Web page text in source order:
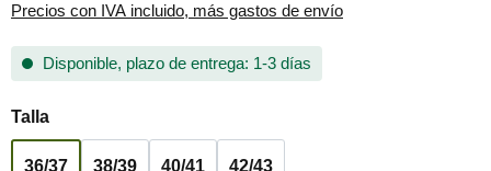
Precios con IVA incluido, más gastos de envío
Disponible, plazo de entrega: 1-3 días
Seleccione
Talla
36/37 38/39 40/41 42/43